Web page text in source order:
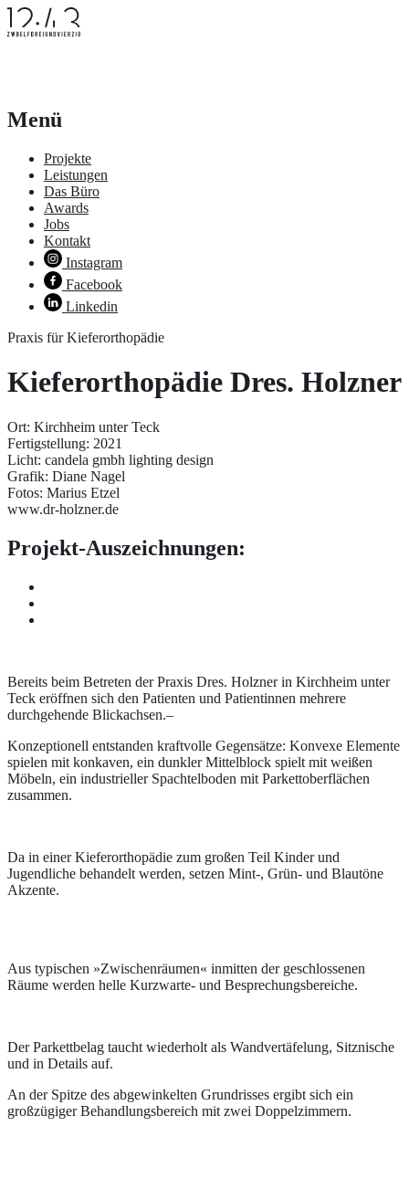
Menü
Projekte
Leistungen
Das Büro
Awards
Jobs
Kontakt
Instagram
Facebook
Linkedin
Praxis für Kieferorthopädie
Kieferorthopädie Dres. Holzner
Ort: Kirchheim unter Teck
Fertigstellung: 2021
Licht: candela gmbh lighting design
Grafik: Diane Nagel
Fotos: Marius Etzel
www.dr-holzner.de
Projekt-Auszeichnungen:
Bereits beim Betreten der Praxis Dres. Holzner in Kirchheim unter
Teck eröffnen sich den Patienten und Patientinnen mehrere
durchgehende Blickachsen.–
Konzeptionell entstanden kraftvolle Gegensätze: Konvexe Elemente
spielen mit konkaven, ein dunkler Mittelblock spielt mit weißen
Möbeln, ein industrieller Spachtelboden mit Parkettoberflächen
zusammen.
Da in einer Kieferorthopädie zum großen Teil Kinder und
Jugendliche behandelt werden, setzen Mint-, Grün- und Blautöne
Akzente.
Aus typischen »Zwischenräumen« inmitten der geschlossenen
Räume werden helle Kurzwarte- und Besprechungsbereiche.
Der Parkettbelag taucht wiederholt als Wandvertäfelung, Sitznische
und in Details auf.
An der Spitze des abgewinkelten Grundrisses ergibt sich ein
großzügiger Behandlungsbereich mit zwei Doppelzimmern.